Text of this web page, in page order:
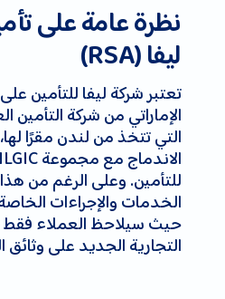
نظرة عامة على
ليفا (RSA)
تعتبر شركة ليفا للتأمين
التي تتخذ من لندن مقرًا
للتأمين. وعلى الرغم من هذا
الخدمات والإجراءات
حيث سيلاحظ العملاء فقط
التجارية الجديد على